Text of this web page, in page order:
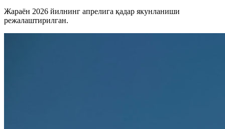
Жараён 2026 йилнинг апрелига қадар якунланиши
режалаштирилган.